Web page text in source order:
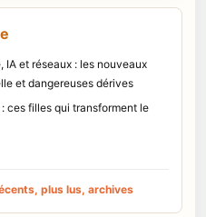
et réseaux : les nouveaux
et dangereuses dérives
ces filles qui transforment le
plus lus, archives